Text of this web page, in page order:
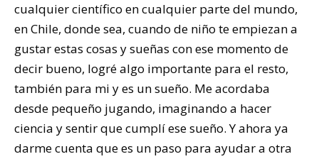
cualquier científico en cualquier parte del mundo,
en Chile, donde sea, cuando de niño te empiezan a
gustar estas cosas y sueñas con ese momento de
decir bueno, logré algo importante para el resto,
también para mi y es un sueño. Me acordaba
desde pequeño jugando, imaginando a hacer
ciencia y sentir que cumplí ese sueño. Y ahora ya
darme cuenta que es un paso para ayudar a otra